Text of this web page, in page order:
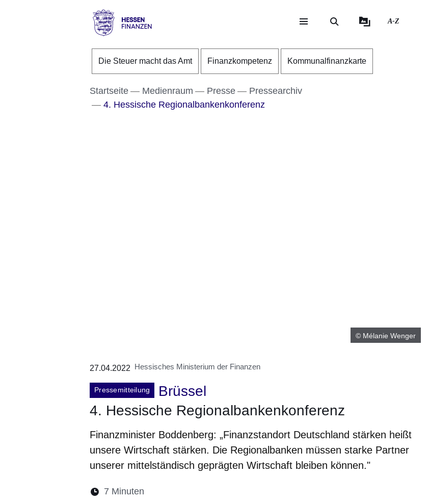
Direkt zum Kopf der Seite
Direkt zum Inhalt
Direkt zum Fuß der Seite
Finanzen
A-Z
Die Steuer macht das Amt Finanzkompetenz Kommunalfinanzkarte
Startseite Medienraum Presse
Pressearchiv
4. Hessische Regionalbankenkonferenz
© Mélanie Wenger
27.04.2022 Hessisches Ministerium der Finanzen
Pressemitteilung
Brüssel
4. Hessische Regionalbankenkonferenz
Finanzminister Boddenberg: „Finanzstandort Deutschland stärken heißt
unsere Wirtschaft stärken. Die Regionalbanken müssen starke Partner
unserer mittelständisch geprägten Wirtschaft bleiben können."
Lesedauer:
7 Minuten